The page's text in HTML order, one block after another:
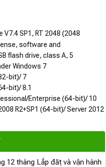
SP1, RT 2048 (2048
software and
flash drive, class A, 5
Windows 7
bit)/ 7
bit)/ 8.1
Enterprise (64-bit)/ 10
R2+SP1 (64-bit)/ Server 2012
12 tháng Lắp đặt và vận hành